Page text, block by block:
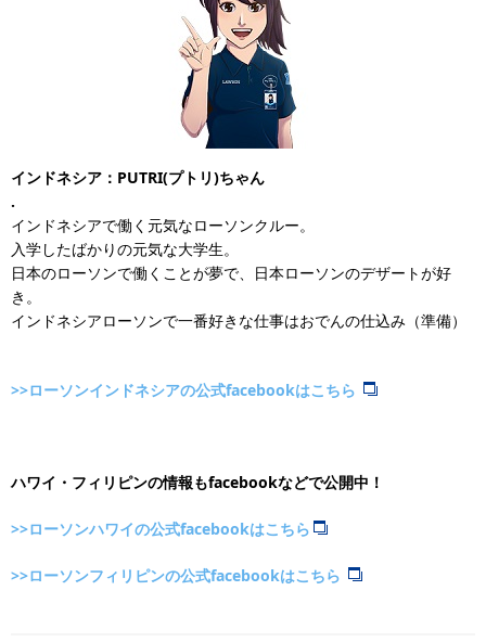
インドネシア：PUTRI(プトリ)ちゃん
.
インドネシアで働く元気なローソンクルー。
入学したばかりの元気な大学生。
日本のローソンで働くことが夢で、日本ローソンのデザートが好
き。
インドネシアローソンで一番好きな仕事はおでんの仕込み（準備）
>>ローソンインドネシアの公式facebookはこちら
ハワイ・フィリピンの情報もfacebookなどで公開中！
>>ローソンハワイの公式facebookはこちら
>>ローソンフィリピンの公式facebookはこちら